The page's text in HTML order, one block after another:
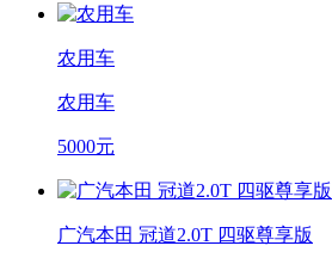
农用车
农用车
5000元
广汽本田 冠道2.0T 四驱尊享版